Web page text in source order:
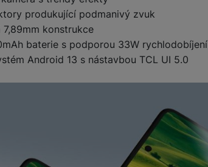
produkující podmanivý zvuk
konstrukce
baterie s podporou 33W rychlodobíjení
Android 13 s nástavbou TCL UI 5.0